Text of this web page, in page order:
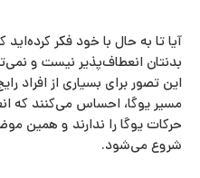
آیا تا به حال با خود فکر
بدنتان انعطاف‌پذیر نیست و
این تصور برای بسیاری از افراد
مسیر یوگا، احساس می‌کنند که
حرکات یوگا را ندارند و همین
شروع می‌شود.